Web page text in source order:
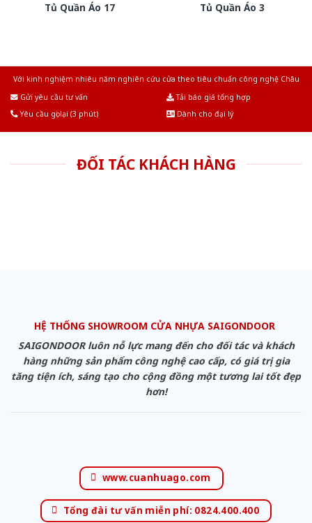
Tủ Quần Áo 17 Tủ Quần Áo 3
Với kinh nghiệm nhiêu năm nghiên cứu cửa theo tiêu chuẩn công nghệ Châu
Gửi yêu cầu tư vấn
Tải báo giá tổng hợp
Yêu cầu gọi lại (3 phút)
Dành cho đại lý
ĐỐI TÁC KHÁCH HÀNG
HỆ THỐNG SHOWROOM CỬA NHỰA SAIGONDOOR
SAIGONDOOR luôn nỗ lực mang đến cho đối tác và khách
hàng những sản phẩm công nghệ cao cấp, có giá trị gia
tăng tiện ích, sáng tạo cho cộng đồng một tương lai tốt đẹp
hơn!
www.cuanhuago.com
Tổng đài tư vấn miễn phí: 0824.400.400